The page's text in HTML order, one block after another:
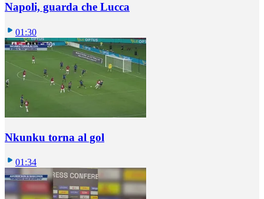
Napoli, guarda che Lucca
01:30
Nkunku torna al gol
01:34